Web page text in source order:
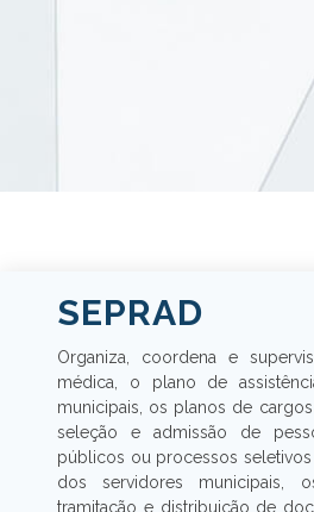
SEPRAD
Organiza, coordena e
médica, o plano de
municipais, os planos de
seleção e admissão de
públicos ou processos
dos servidores municipais,
tramitação e distribuição de